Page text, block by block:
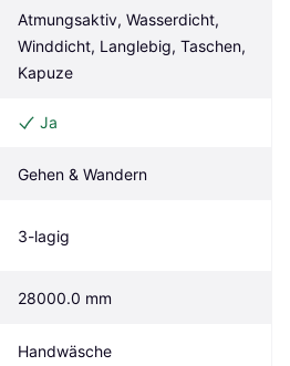
Atmungsaktiv, Wasserdicht,
Winddicht, Langlebig, Taschen,
Kapuze
Ja
Gehen & Wandern
3-lagig
28000.0 mm
Handwäsche